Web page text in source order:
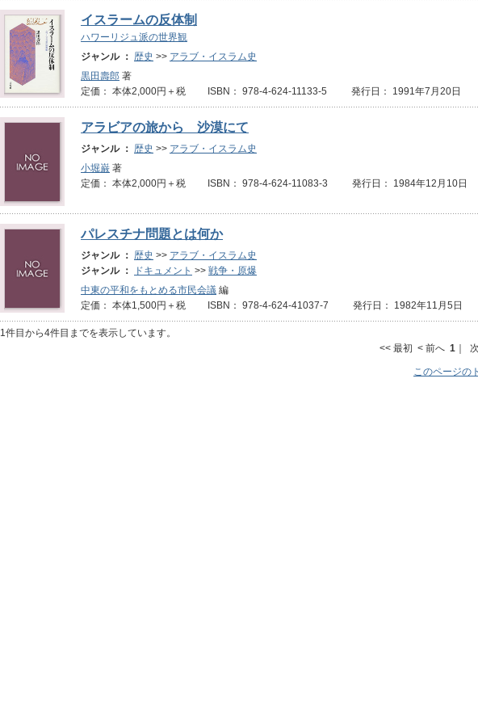
イスラームの反体制
ハワーリジュ派の世界観
ジャンル ： 歴史 >> アラブ・イスラム史
黒田壽郎 著
定価： 本体2,000円＋税 ISBN： 978-4-624-11133-5 発行日： 1991年7月20日
アラビアの旅から 沙漠にて
ジャンル ： 歴史 >> アラブ・イスラム史
小堀巌 著
定価： 本体2,000円＋税 ISBN： 978-4-624-11083-3 発行日： 1984年12月10日
パレスチナ問題とは何か
ジャンル ： 歴史 >> アラブ・イスラム史
ジャンル ：
ドキュメント >> 戦争・原爆
中東の平和をもとめる市民会議 編
定価： 本体1,500円＋税 ISBN： 978-4-624-41037-7 発行日： 1982年11月5日
1件目から4件目までを表示しています。
<< 最初 < 前へ 1 ｜
このページの